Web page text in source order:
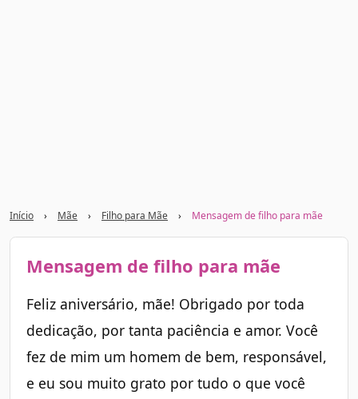
Início › Mãe › Filho para Mãe › Mensagem de filho para mãe
Mensagem de filho para mãe
Feliz aniversário, mãe! Obrigado por toda
dedicação, por tanta paciência e amor. Você
fez de mim um homem de bem, responsável,
e eu sou muito grato por tudo o que você